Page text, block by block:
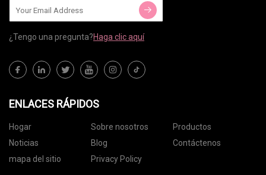
¿Tengo una pregunta?Haga clic aquí
ENLACES RÁPIDOS
Hogar Sobre nosotros
Productos
Noticias
Blog
Contáctenos
mapa del sitio
Privacy Policy